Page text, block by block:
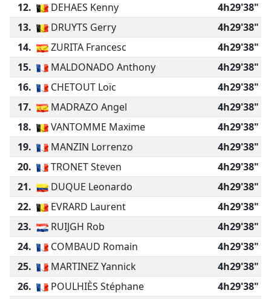
12.
DEHAES Kenny
4h29'38"
13.
DRUYTS Gerry
4h29'38"
14.
ZURITA Francesc
4h29'38"
15.
MALDONADO Anthony
4h29'38"
16.
CHETOUT Loïc
4h29'38"
17.
MADRAZO Angel
4h29'38"
18.
VANTOMME Maxime
4h29'38"
19.
MANZIN Lorrenzo
4h29'38"
20.
TRONET Steven
4h29'38"
21.
DUQUE Leonardo
4h29'38"
22.
EVRARD Laurent
4h29'38"
23.
RUIJGH Rob
4h29'38"
24.
COMBAUD Romain
4h29'38"
25.
MARTINEZ Yannick
4h29'38"
26.
POULHIÈS Stéphane
4h29'38"